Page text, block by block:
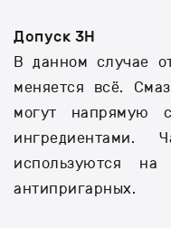
Допуск 3H
В данном случае
меняется всё.
могут напрямую
используются на
антипригарных.